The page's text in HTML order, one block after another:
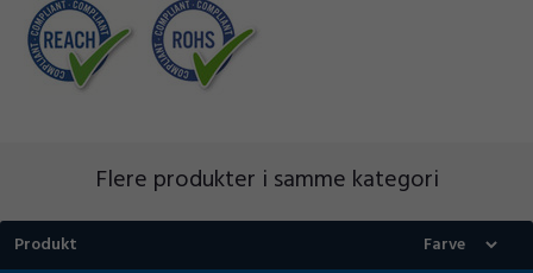
Flere produkter i samme kategori
Produkt